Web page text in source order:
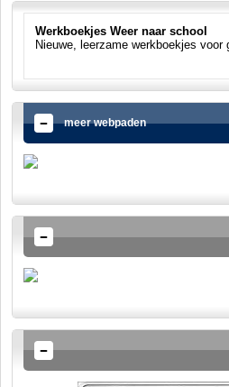
Werkboekjes Weer naar school
Nieuwe, leerzame werkboekjes voor
meer webpaden